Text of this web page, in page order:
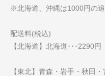
※北海道、沖縄は1000円の
配送料(税込)
【北海道】北海道･･･2290円
【東北】青森・岩手・秋田